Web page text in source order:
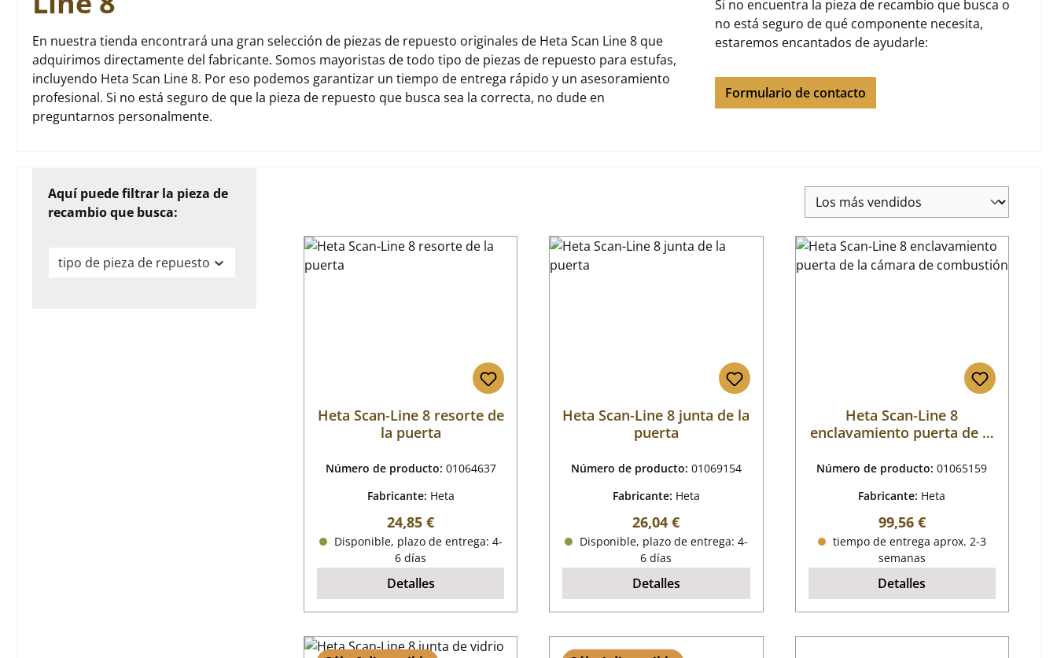
En nuestra tienda encontrará una gran selección de piezas de repuesto originales de Heta Scan Line 8 que
adquirimos directamente del fabricante. Somos mayoristas de todo tipo de piezas de repuesto para estufas,
incluyendo Heta Scan Line 8. Por eso podemos garantizar un tiempo de entrega rápido y un asesoramiento
profesional. Si no está seguro de que la pieza de repuesto que busca sea la correcta, no dude en
preguntarnos personalmente.
Si no encuentra la pieza de recambio que busca o
no está seguro de qué componente necesita,
estaremos encantados de ayudarle:
Formulario de contacto
Aquí puede filtrar la pieza de
recambio que busca:
tipo de pieza de repuesto
Heta Scan-Line 8 resorte de
la puerta
Número de producto: 01064637
Fabricante: Heta
Precio normal:
24,85 €
Disponible, plazo de entrega: 4-
6 días
Detalles
Heta Scan-Line 8 junta de la
puerta
Número de producto: 01069154
Fabricante: Heta
Precio normal:
26,04 €
Disponible, plazo de entrega: 4-
6 días
Detalles
Heta Scan-Line 8
enclavamiento puerta de la
Número de producto:01065159
Fabricante: Heta
Precio normal:
99,56 €
tiempo de entrega aprox. 2-3
semanas
Detalles